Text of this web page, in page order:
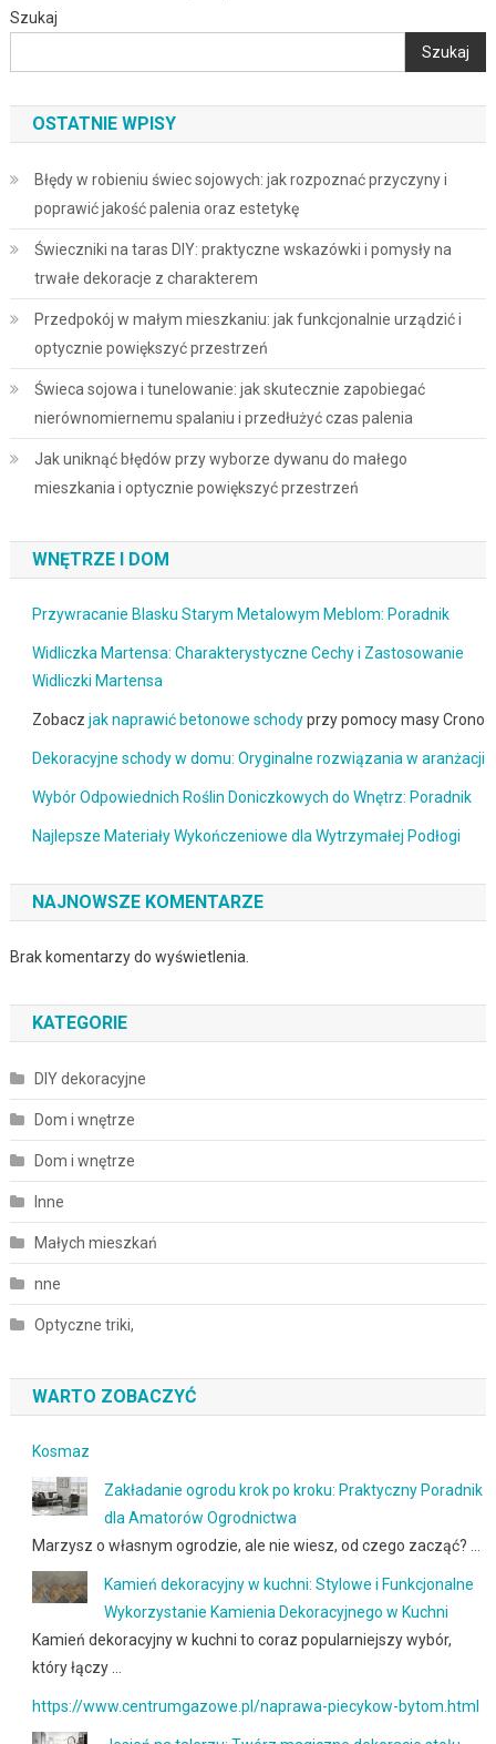
Szukaj
Szukaj
OSTATNIE WPISY
Błędy w robieniu świec sojowych: jak rozpoznać przyczyny i
poprawić jakość palenia oraz estetykę
Świeczniki na taras DIY: praktyczne wskazówki i pomysły na
trwałe dekoracje z charakterem
Przedpokój w małym mieszkaniu: jak funkcjonalnie urządzić i
optycznie powiększyć przestrzeń
Świeca sojowa i tunelowanie: jak skutecznie zapobiegać
nierównomiernemu spalaniu i przedłużyć czas palenia
Jak uniknąć błędów przy wyborze dywanu do małego
mieszkania i optycznie powiększyć przestrzeń
WNĘTRZE I DOM
Przywracanie Blasku Starym Metalowym Meblom: Poradnik
Widliczka Martensa: Charakterystyczne Cechy i Zastosowanie
Widliczki Martensa
Zobacz jak naprawić betonowe schodyprzy pomocy masy Crono
Dekoracyjne schody w domu: Oryginalne rozwiązania w aranżacji
Wybór Odpowiednich Roślin Doniczkowych do Wnętrz: Poradnik
Najlepsze Materiały Wykończeniowe dla Wytrzymałej Podłogi
NAJNOWSZE KOMENTARZE
Brak komentarzy do wyświetlenia.
KATEGORIE
DIY dekoracyjne
Dom i wnętrze
Dom i wnętrze
Inne
Małych mieszkań
nne
Optyczne triki,
WARTO ZOBACZYĆ
Kosmaz
Zakładanie ogrodu krok po kroku: Praktyczny Poradnik
dla Amatorów Ogrodnictwa
Marzysz o własnym ogrodzie, ale nie wiesz, od czego zacząć? …
Kamień dekoracyjny w kuchni: Stylowe i Funkcjonalne
Wykorzystanie Kamienia Dekoracyjnego w Kuchni
Kamień dekoracyjny w kuchni to coraz popularniejszy wybór,
który łączy …
https://www.centrumgazowe.pl/naprawa-piecykow-bytom.html